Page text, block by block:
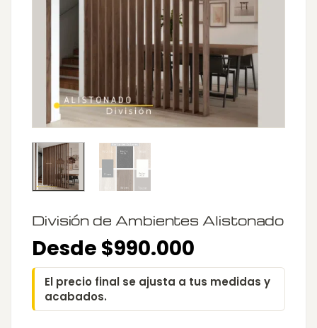
División de Ambientes Alistonado
Desde $990.000
El precio final se ajusta a tus medidas y
acabados.